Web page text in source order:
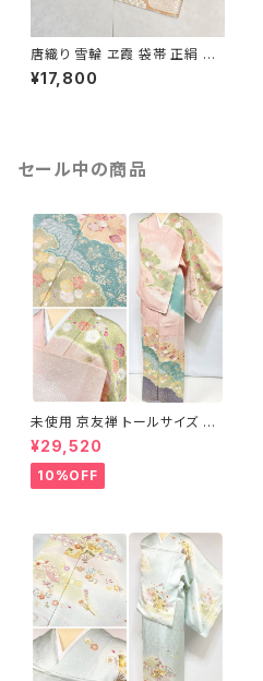
唐織り 雪輪 ヱ霞 袋帯 正絹 金
糸 白 ピンク 水色 紫 パステルカ
ラー 531
¥17,800
セール中の商品
未使用 京友禅 トールサイズ 染
め分け 金彩 訪問着 袷 正絹 ピ
ンク 黄緑 紫 黄色 1438
¥29,520
10%OFF